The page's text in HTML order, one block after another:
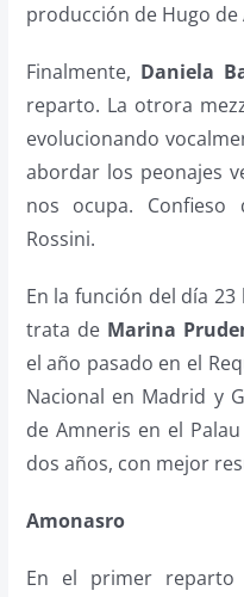
producción de Hugo de
Finalmente, Daniela
reparto. La otrora
evolucionando
abordar los peonajes
nos ocupa.
Rossini.
En la función del día
trata de Marina
el año pasado en el
Nacional en Madrid y
de Amneris en el
dos años, con mejor
Amonasro
En el primer